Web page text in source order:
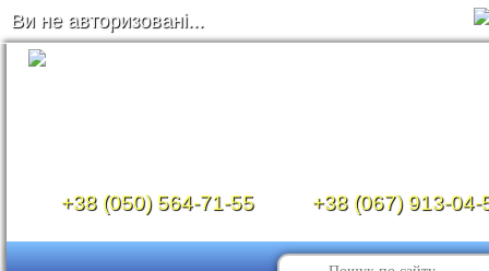
Ви не авторизовані...
+38 (050) 564-71-55 +38 (067) 913-04-